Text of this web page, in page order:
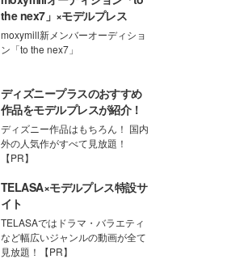
the nex7」×モデルプレス
moxymill新メンバーオーディショ
ン「to the nex7」
ディズニープラスのおすすめ
作品をモデルプレスが紹介！
ディズニー作品はもちろん！ 国内
外の人気作がすべて見放題！
【PR】
TELASA×モデルプレス特設サ
イト
TELASAではドラマ・バラエティ
など幅広いジャンルの動画が全て
見放題！【PR】